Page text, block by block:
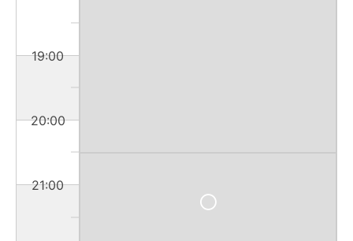
19:00
20:00
21:00